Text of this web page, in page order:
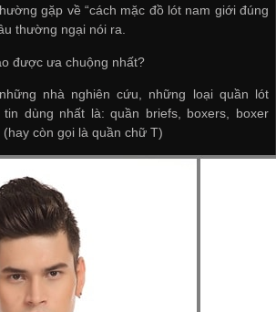
gặp về “cách mặc đồ lót nam giới đúng
thường ngại nói ra.
được ưa chuộng nhất?
nhà nghiên cứu, những loại quần lót
dùng nhất là: quần briefs, boxers, boxer
còn gọi là quần chữ T)